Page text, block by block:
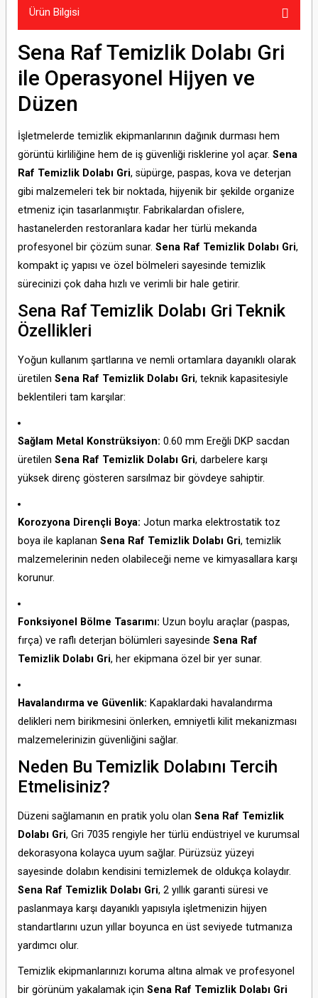
Ürün Bilgisi
Sena Raf Temizlik Dolabı Gri
ile Operasyonel Hijyen ve
Düzen
İşletmelerde temizlik ekipmanlarının dağınık durması hem
görüntü kirliliğine hem de iş güvenliği risklerine yol açar. Sena
Raf Temizlik Dolabı Gri, süpürge, paspas, kova ve deterjan
gibi malzemeleri tek bir noktada, hijyenik bir şekilde organize
etmeniz için tasarlanmıştır. Fabrikalardan ofislere,
hastanelerden restoranlara kadar her türlü mekanda
profesyonel bir çözüm sunar. Sena Raf Temizlik Dolabı Gri,
kompakt iç yapısı ve özel bölmeleri sayesinde temizlik
sürecinizi çok daha hızlı ve verimli bir hale getirir.
Sena Raf Temizlik Dolabı Gri Teknik
Özellikleri
Yoğun kullanım şartlarına ve nemli ortamlara dayanıklı olarak
üretilen Sena Raf Temizlik Dolabı Gri, teknik kapasitesiyle
beklentileri tam karşılar:
Sağlam Metal Konstrüksiyon: 0.60 mm Ereğli DKP sacdan
üretilen Sena Raf Temizlik Dolabı Gri, darbelere karşı
yüksek direnç gösteren sarsılmaz bir gövdeye sahiptir.
Korozyona Dirençli Boya: Jotun marka elektrostatik toz
boya ile kaplanan Sena Raf Temizlik Dolabı Gri, temizlik
malzemelerinin neden olabileceği neme ve kimyasallara karşı
korunur.
Fonksiyonel Bölme Tasarımı: Uzun boylu araçlar (paspas,
fırça) ve raflı deterjan bölümleri sayesinde Sena Raf
Temizlik Dolabı Gri, her ekipmana özel bir yer sunar.
Havalandırma ve Güvenlik: Kapaklardaki havalandırma
delikleri nem birikmesini önlerken, emniyetli kilit mekanizması
malzemelerinizin güvenliğini sağlar.
Neden Bu Temizlik Dolabını Tercih
Etmelisiniz?
Düzeni sağlamanın en pratik yolu olan Sena Raf Temizlik
Dolabı Gri, Gri 7035 rengiyle her türlü endüstriyel ve kurumsal
dekorasyona kolayca uyum sağlar. Pürüzsüz yüzeyi
sayesinde dolabın kendisini temizlemek de oldukça kolaydır.
Sena Raf Temizlik Dolabı Gri, 2 yıllık garanti süresi ve
paslanmaya karşı dayanıklı yapısıyla işletmenizin hijyen
standartlarını uzun yıllar boyunca en üst seviyede tutmanıza
yardımcı olur.
Temizlik ekipmanlarınızı koruma altına almak ve profesyonel
bir görünüm yakalamak için Sena Raf Temizlik Dolabı Gri